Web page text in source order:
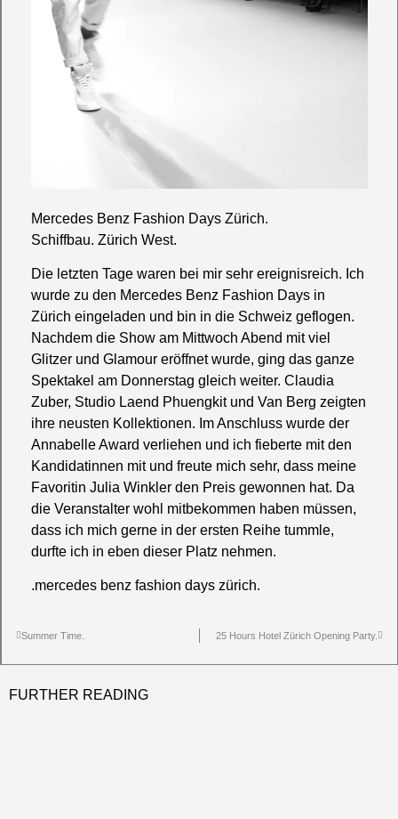
Mercedes Benz Fashion Days Zürich.
Schiffbau. Zürich West.
Die letzten Tage waren bei mir sehr ereignisreich. Ich
wurde zu den Mercedes Benz Fashion Days in
Zürich eingeladen und bin in die Schweiz geflogen.
Nachdem die Show am Mittwoch Abend mit viel
Glitzer und Glamour eröffnet wurde, ging das ganze
Spektakel am Donnerstag gleich weiter.Claudia
Zuber, Studio Laend Phuengkitund Van Berg zeigten
ihre neusten Kollektionen. Im Anschluss wurde der
Annabelle Award verliehen und ich fieberte mit den
Kandidatinnen mit und freute mich sehr, dass meine
Favoritin Julia Winkler den Preis gewonnen hat. Da
die Veranstalter wohl mitbekommen haben müssen,
dass ich mich gerne in der ersten Reihe tummle,
durfte ich in eben dieser Platz nehmen.
.mercedes benz fashion days zürich.
Summer Time. 25 Hours Hotel Zürich Opening Party.
FURTHER READING